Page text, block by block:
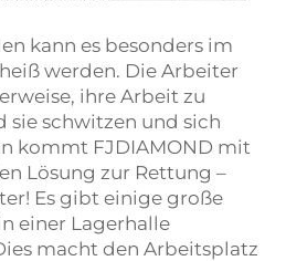
kann es besonders im
werden. Die Arbeiter
ihre Arbeit zu
sie schwitzen und sich
kommt FJDIAMOND mit
Lösung zur Rettung –
Es gibt einige große
einer Lagerhalle
macht den Arbeitsplatz